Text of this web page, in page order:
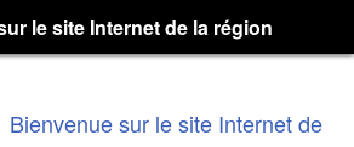
le site Internet de la région
Chaudière-Appalaches
Bienvenue sur le site Internet de